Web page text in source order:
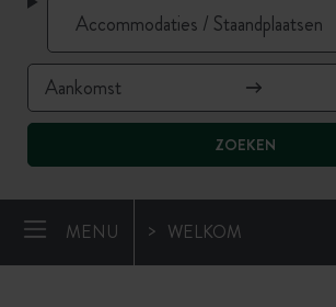
ZOEKEN
MENU WELKOM